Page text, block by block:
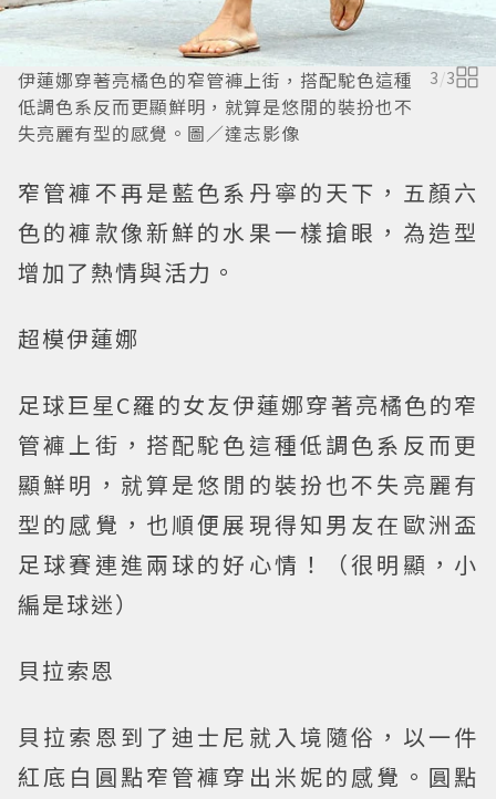
伊蓮娜穿著亮橘色的窄管褲上街，搭配駝色這種
低調色系反而更顯鮮明，就算是悠閒的裝扮也不
失亮麗有型的感覺。圖／達志影像
3/3
窄管褲不再是藍色系丹寧的天下，五顏六
色的褲款像新鮮的水果一樣搶眼，為造型
增加了熱情與活力。
超模伊蓮娜
足球巨星C羅的女友伊蓮娜穿著亮橘色的窄
管褲上街，搭配駝色這種低調色系反而更
顯鮮明，就算是悠閒的裝扮也不失亮麗有
型的感覺，也順便展現得知男友在歐洲盃
足球賽連進兩球的好心情！（很明顯，小
編是球迷）
貝拉索恩
貝拉索恩到了迪士尼就入境隨俗，以一件
紅底白圓點窄管褲穿出米妮的感覺。圓點